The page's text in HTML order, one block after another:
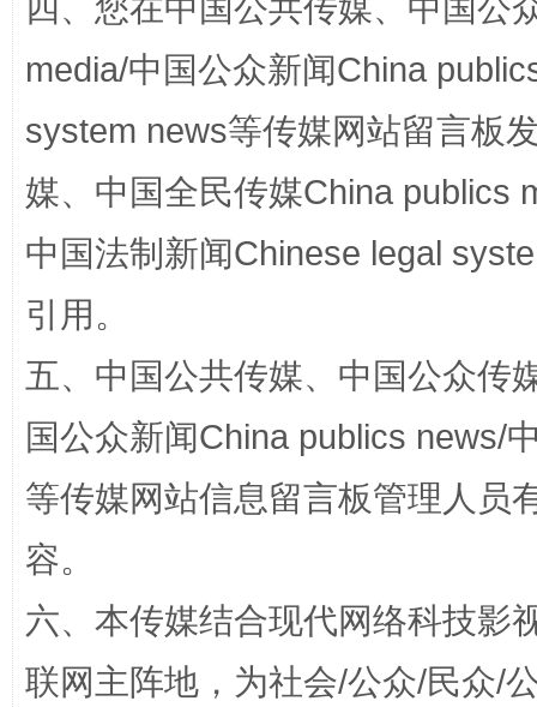
站台名比不上好声名
漫山遍野的桃花与雪山、麦地、白藏房 除
四、您在中国公共传媒、中国公
media/中国公众新闻China
system news等传媒网站留言板
媒、中国全民传媒China publics
中国法制新闻Chinese legal
引用。
五、中国公共传媒、中国公众传
国公众新闻China publics news/
等传媒网站信息留言板管理人员
容。
六、本传媒结合现代网络科技影
联网主阵地，为社会/公众/民众/